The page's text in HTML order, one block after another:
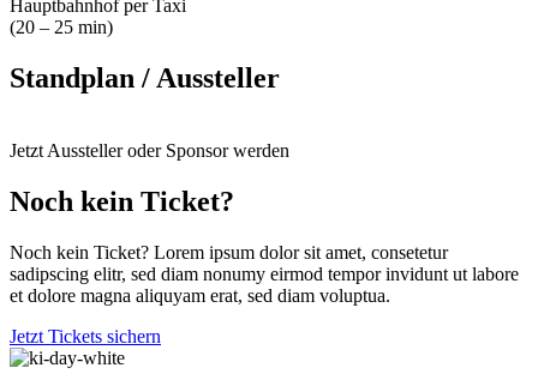
Hauptbahnhof per Taxi
(20 – 25 min)
Standplan / Aussteller
Jetzt Aussteller oder Sponsor werden
Noch kein Ticket?
Noch kein Ticket? Lorem ipsum dolor sit amet, consetetur
sadipscing elitr, sed diam nonumy eirmod tempor invidunt ut labore
et dolore magna aliquyam erat, sed diam voluptua.
Jetzt Tickets sichern